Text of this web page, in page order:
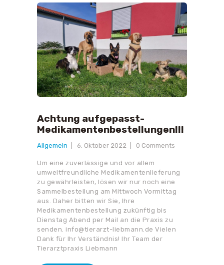
Achtung aufgepasst-
Medikamentenbestellungen!!!
Allgemein 6. Oktober 2022 0 Comments
Um eine zuverlässige und vor allem
umweltfreundliche Medikamentenlieferung
zu gewährleisten, lösen wir nur noch eine
Sammelbestellung am Mittwoch Vormittag
aus. Daher bitten wir Sie, Ihre
Medikamentenbestellung zukünftig bis
Dienstag Abend per Mail an die Praxis zu
senden. info@tierarzt-liebmann.de Vielen
Dank für Ihr Verständnis! Ihr Team der
Tierarztpraxis Liebmann